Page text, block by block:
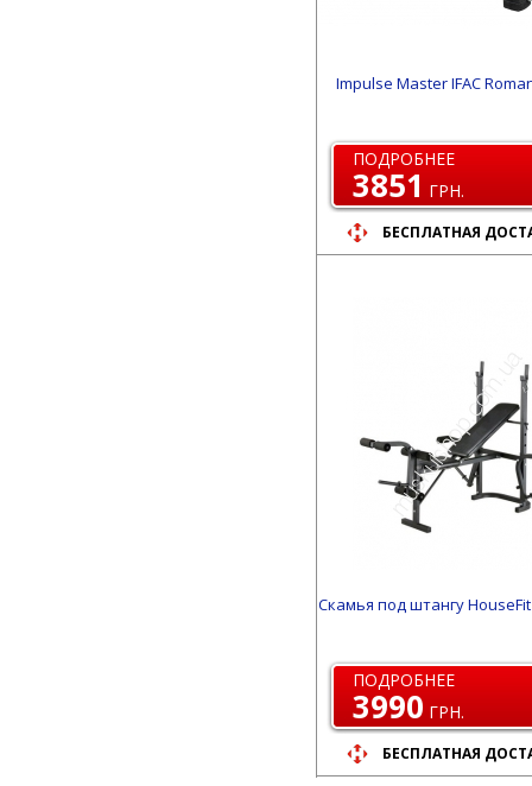
Impulse Master IFAC
ПОДРОБНЕЕ
3851 ГРН.
БЕСПЛАТНАЯ
Cкамья под штангу
ПОДРОБНЕЕ
3990 ГРН.
БЕСПЛАТНАЯ